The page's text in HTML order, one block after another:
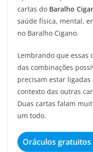
cartas do Baralho
saúde física, mental,
no Baralho Cigano.
Lembrando que essas
das combinações
precisam estar
contexto das outras
Duas cartas falam
um todo.
Oráculos